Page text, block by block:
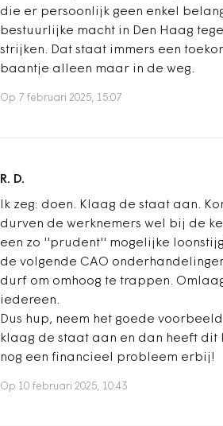
die er persoonlijk geen enkel
bestuurlijke macht in Den Haag
strijken. Dat staat immers een
baantje alleen maar in de weg.
Op 7 februari 2025, 15:07
R. D.
Ik zeg: doen. Klaag de staat aan.
durven de werknemers wel bij de
een zo ''prudent'' mogelijke
de volgende CAO
durf om omhoog te trappen.
iedereen.
Dus hup, neem het goede
klaag de staat aan en dan heeft dit
nog een financieel probleem erbij!
Op 10 februari 2025, 10:43